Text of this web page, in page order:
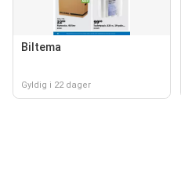
Biltema
Gyldig i 22 dager